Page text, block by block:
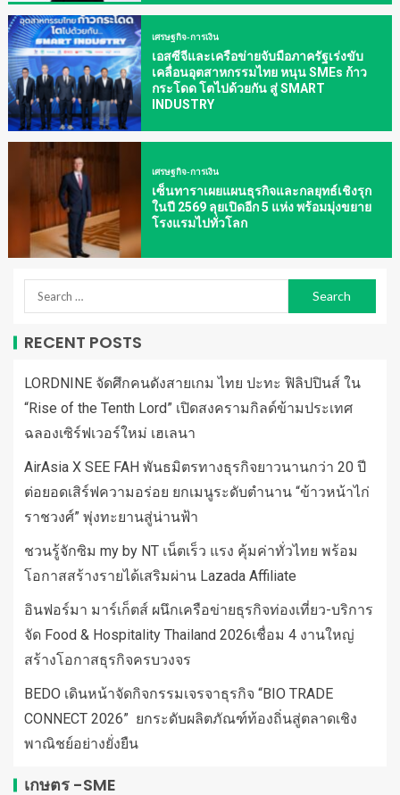
เศรษฐกิจ-การเงิน
เอสซีจีและเครือข่ายจับมือภาครัฐเร่งขับ
เคลื่อนอุตสาหกรรมไทย หนุน SMEs ก้าว
กระโดด โตไปด้วยกัน สู่ SMART
INDUSTRY
เศรษฐกิจ-การเงิน
เซ็นทาราเผยแผนธุรกิจและกลยุทธ์เชิงรุก
ในปี 2569 ลุยเปิดอีก 5 แห่ง พร้อมมุ่งขยาย
โรงแรมไปทั่วโลก
RECENT POSTS
LORDNINE จัดศึกคนดังสายเกม ไทย ปะทะ ฟิลิปปินส์ ใน
“Rise of the Tenth Lord” เปิดสงครามกิลด์ข้ามประเทศ
ฉลองเซิร์ฟเวอร์ใหม่ เฮเลนา
AirAsia X SEE FAH พันธมิตรทางธุรกิจยาวนานกว่า 20 ปี
ต่อยอดเสิร์ฟความอร่อย ยกเมนูระดับตำนาน “ข้าวหน้าไก่
ราชวงศ์” พุ่งทะยานสู่น่านฟ้า
ชวนรู้จักซิม my by NT เน็ตเร็ว แรง คุ้มค่าทั่วไทย พร้อม
โอกาสสร้างรายได้เสริมผ่าน Lazada Affiliate
อินฟอร์มา มาร์เก็ตส์ ผนึกเครือข่ายธุรกิจท่องเที่ยว-บริการ
จัด Food & Hospitality Thailand 2026เชื่อม 4 งานใหญ่
สร้างโอกาสธุรกิจครบวงจร
BEDO เดินหน้าจัดกิจกรรมเจรจาธุรกิจ “BIO TRADE
CONNECT 2026” ยกระดับผลิตภัณฑ์ท้องถิ่นสู่ตลาดเชิง
พาณิชย์อย่างยั่งยืน
เกษตร -SME